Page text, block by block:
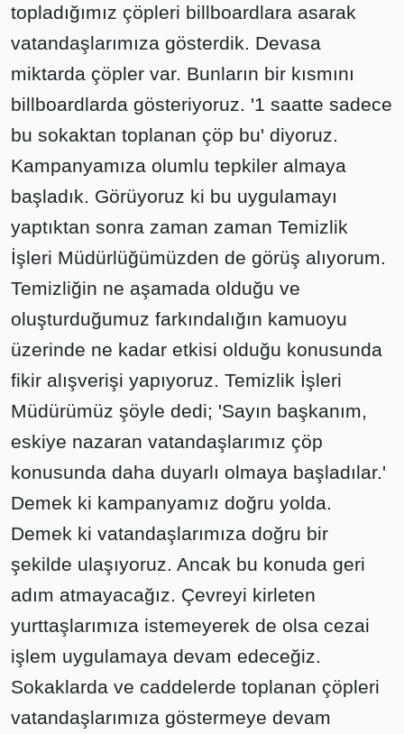
topladığımız çöpleri billboardlara asarak
vatandaşlarımıza gösterdik. Devasa
miktarda çöpler var. Bunların bir kısmını
billboardlarda gösteriyoruz. '1 saatte sadece
bu sokaktan toplanan çöp bu' diyoruz.
Kampanyamıza olumlu tepkiler almaya
başladık. Görüyoruz ki bu uygulamayı
yaptıktan sonra zaman zaman Temizlik
İşleri Müdürlüğümüzden de görüş alıyorum.
Temizliğin ne aşamada olduğu ve
oluşturduğumuz farkındalığın kamuoyu
üzerinde ne kadar etkisi olduğu konusunda
fikir alışverişi yapıyoruz. Temizlik İşleri
Müdürümüz şöyle dedi; 'Sayın başkanım,
eskiye nazaran vatandaşlarımız çöp
konusunda daha duyarlı olmaya başladılar.'
Demek ki kampanyamız doğru yolda.
Demek ki vatandaşlarımıza doğru bir
şekilde ulaşıyoruz. Ancak bu konuda geri
adım atmayacağız. Çevreyi kirleten
yurttaşlarımıza istemeyerek de olsa cezai
işlem uygulamaya devam edeceğiz.
Sokaklarda ve caddelerde toplanan çöpleri
vatandaşlarımıza göstermeye devam